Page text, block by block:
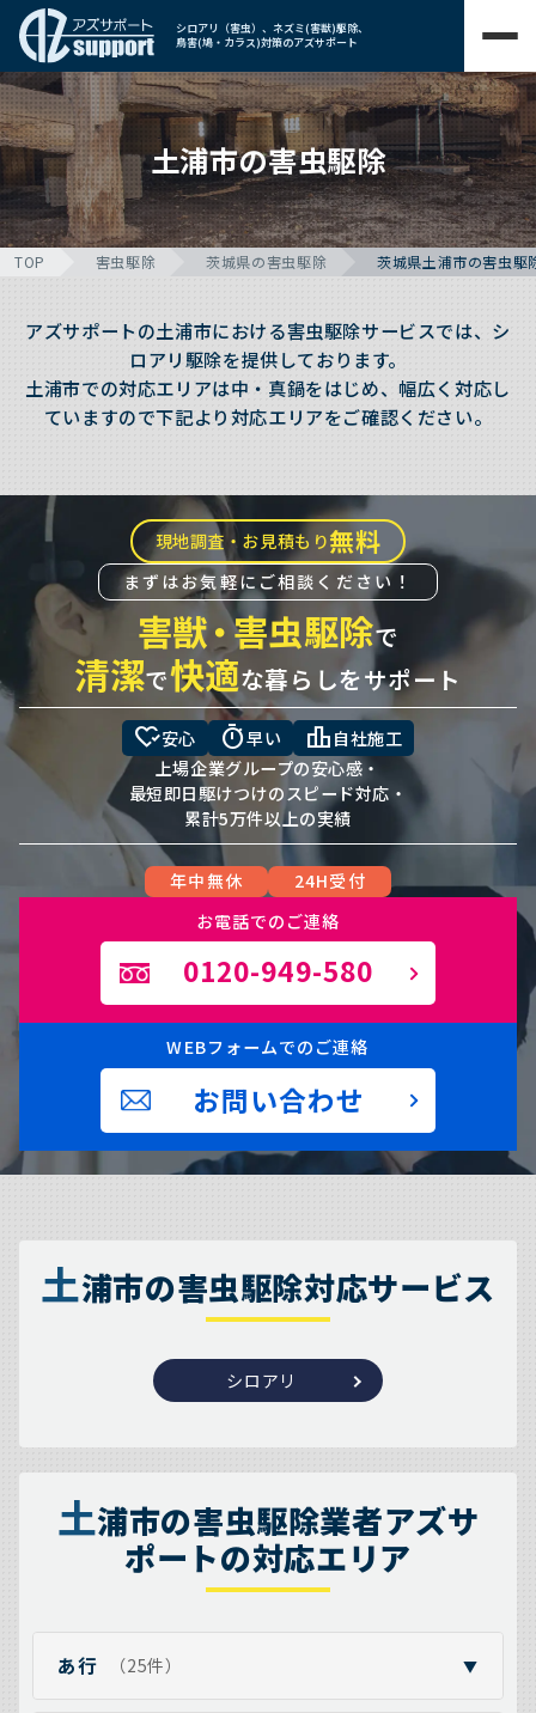
シロアリ（害虫）、ネズミ(害獣)駆除、
鳥害(鳩・カラス)対策のアズサポート
土浦市の害虫駆除
TOP 害虫駆除 茨城県の害虫駆除 茨城県土浦市の害虫駆
アズサポートの土浦市における害虫駆除サービスでは、シ
ロアリ駆除を提供しております。
土浦市での対応エリアは中・真鍋をはじめ、幅広く対応し
ていますので下記より対応エリアをご確認ください。
現地調査・お見積もり無料
まずはお気軽にご相談ください！
害獣・害虫駆除で
清潔で快適な暮らしをサポート
heart_check安心 timer早い leaderboard 自社施工
上場企業グループの安心感・
最短即日駆けつけのスピード対応・
累計5万件以上の実績
年中無休
24H受付
お電話でのご連絡
0120-949-580
WEBフォームでのご連絡
お問い合わせ
土浦市の害虫駆除対応サービス
シロアリ
土浦市の害虫駆除業者アズサ
ポートの対応エリア
あ行 （25件） ▼